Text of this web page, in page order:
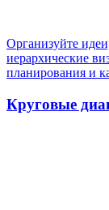
Организуйте
иерархические
планирования и
Круговые